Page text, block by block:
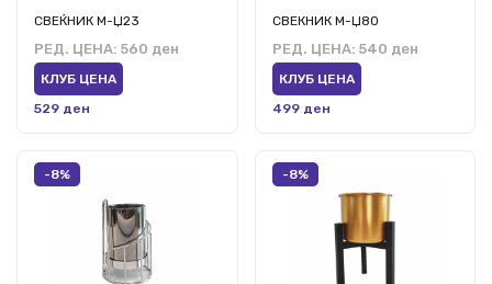
СВЕЌНИК М-Џ23
РЕД. ЦЕНА: 560 ден
КЛУБ ЦЕНА
529 ден
СВЕКНИК М-Џ80
РЕД. ЦЕНА: 540 ден
КЛУБ ЦЕНА
499 ден
-8% -8%